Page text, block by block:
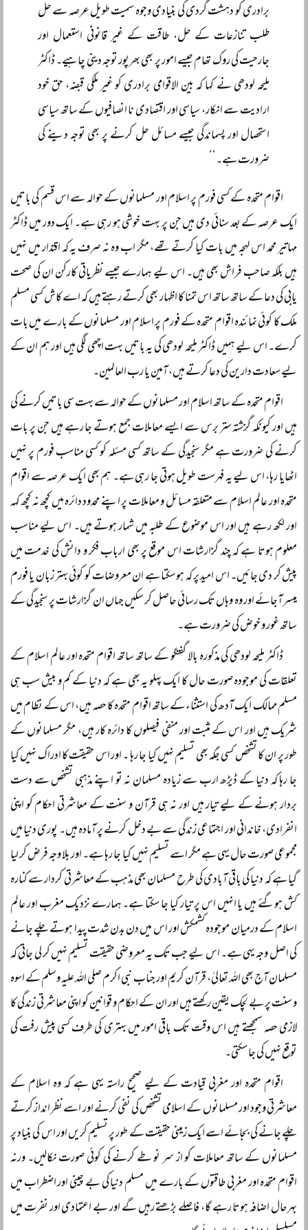
برادری کو دہشت گردی کی بنیادی وجوہ سمیت طویل عرصہ سے حل
طلب تنازعات کے حل، طاقت کے غیر قانونی استعمال اور
جارحیت کی روک تھام جیسے امور پر بھی بھرپور توجہ دینی چاہیے۔ ڈاکٹر
ملیحہ لودھی نے کہا کہ بین الاقوامی برادری کو غیر ملکی قبضہ، حق خود
ارادیت سے انکار، سیاسی اور اقتصادی نا انصافیوں کے ساتھ سیاسی
استحصال اور پسماندگی جیسے مسائل حل کرنے پر بھی توجہ دینے کی
ضرورت ہے۔‘‘
اقوام متحدہ کے کسی فورم پر اسلام اور مسلمانوں کے حوالہ سے اس قسم کی باتیں
ایک عرصہ کے بعد سنائی دی ہیں جن پر بہت خوشی ہو رہی ہے۔ ایک دور میں ڈاکٹر
مہاتیر محمد اس لہجہ میں بات کیا کرتے تھے، مگر اب وہ نہ صرف یہ کہ اقتدار میں نہیں
ہیں بلکہ صاحب فراش بھی ہیں۔ اس لیے ہمارے جیسے نظریاتی کارکن ان کی صحت
یابی کی دعا کے ساتھ ساتھ اس تمنا کا اظہار بھی کرتے رہتے ہیں کہ اے کاش کسی مسلم
ملک کا کوئی نمائندہ اقوام متحدہ کے فورم پر اسلام اور مسلمانوں کے بارے میں بات
کرے۔ اس لیے ہمیں ڈاکٹر ملیحہ لودھی کی یہ باتیں بہت اچھی لگی ہیں اور ہم ان کے
لیے سعادت دارین کی دعا کرتے ہیں، آمین یا رب العالمین۔
اقوام متحدہ کے ساتھ اسلام اور مسلمانوں کے حوالہ سے بہت سی باتیں کرنے کی
ہیں اور کیونکہ گزشتہ ستر برس سے ایسے معاملات جمع ہوتے جا رہے ہیں جن پر بات
کرنے کی ضرورت ہے مگر سنجیدگی کے ساتھ کسی مسئلہ کو کسی مناسب فورم پر نہیں
اٹھایا رہا، اس لیے یہ فہرست طویل ہوتی جا رہی ہے۔ ہم بھی ایک عرصہ سے اقوام
متحدہ اور عالم اسلام سے متعلقہ مسائل و معاملات پر اپنے محدود دائرہ میں کچھ نہ کچھ کہہ
اور لکھ رہے ہیں اور اس موضوع کے طلبہ میں شمار ہوتے ہیں۔ اس لیے مناسب
معلوم ہوتا ہے کہ چند گزارشات اس موقع پر بھی ارباب فکر و دانش کی خدمت میں
پیش کر دی جائیں۔ اس امید پر کہ ہو سکتا ہے ان معروضات کو کوئی بہتر زبان یا فورم
میسر آجائے اور وہ وہاں تک رسائی حاصل کر سکیں جہاں ان گزارشات پر سنجیدگی کے
ساتھ غور و خوض کی ضرورت ہے۔
ڈاکٹر ملیحہ لودھی کی مذکورہ بالا گفتگو کے ساتھ ساتھ اقوام متحدہ اور عالم اسلام کے
تعلقات کی موجودہ صورت حال کا ایک پہلو یہ بھی ہے کہ دنیا کے کم و بیش سب ہی
مسلم ممالک ایک آدھ کی استثناء کے ساتھ اقوام متحدہ کا حصہ ہیں، اس کے نظام میں
شریک ہیں اور اس کے مثبت اور منفی فیصلوں کا دائرہ کار ہیں، مگر مسلمانوں کے
طور پر ان کا تشخص کسی جگہ بھی تسلیم نہیں کیا جا رہا ۔ اور اس حقیقت کا ادراک نہیں کیا
جا رہا کہ دنیا کے ڈیڑھ ارب سے زیادہ مسلمان نہ تو اپنے مذہبی تشخص سے دست
بردار ہونے کے لیے تیار ہیں اور نہ ہی قرآن و سنت کے معاشرتی احکام کو اپنی
انفرادی، خاندانی اور اجتماعی زندگی سے بے دخل کرنے پر آمادہ ہیں۔ پوری دنیا میں
مجموعی صورت حال یہی ہے مگر اسے تسلیم نہیں کیا جا رہا ہے۔ اور بلا وجہ فرض کر لیا
گیا ہے کہ دنیا کی باقی آبادی کی طرح مسلمان بھی مذہب کے معاشرتی کردار سے کنارہ
کش ہوگئے ہیں یا انہیں اس پر تیار کیا جا سکتا ہے۔ ہمارے نزدیک مغرب اور عالم
اسلام کے درمیان موجودہ کشمکش اور اس میں دن بدن شدت پیدا ہوتے چلے جانے
کی اصل وجہ یہی ہے۔ اس لیے جب تک یہ معروضی حقیقت تسلیم نہیں کر لی جاتی کہ
مسلمان آج بھی اللہ تعالیٰ، قرآن کریم اور جناب نبی اکرم صلی اللہ علیہ وسلم کے اسوہ
و سنت پر بے لچک یقین رکھتے ہیں اور ان کے احکام و قوانین کو اپنی معاشرتی زندگی کا
لازمی حصہ سمجھتے ہیں اس وقت تک باقی امور میں بہتری کی طرف کسی پیش رفت کی
توقع نہیں کی جا سکتی۔
اقوام متحدہ اور مغربی قیادت کے لیے صحیح راستہ یہی ہے کہ وہ اسلام کے
معاشرتی وجود اور مسلمانوں کے اسلامی تشخص کی نفی کرنے اور اسے نظر انداز کرتے
چلے جانے کی بجائے اسے ایک زمینی حقیقت کے طور پر تسلیم کریں اور اس کی بنیاد پر
مسلمانوں کے ساتھ معاملات کو از سر نو طے کرنے کی کوئی صورت نکالیں۔ ورنہ
اقوام متحدہ اور مغربی طاقتوں کے بارے میں مسلم دنیا کی بے چینی اور اضطراب میں
بہرحال اضافہ ہوتا رہے گا، فاصلے بڑھتے رہیں گے اور بے اعتمادی اور نفرت میں